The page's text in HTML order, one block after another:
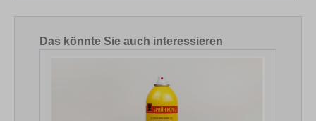
Produktgalerie überspringen
Das könnte Sie auch interessieren